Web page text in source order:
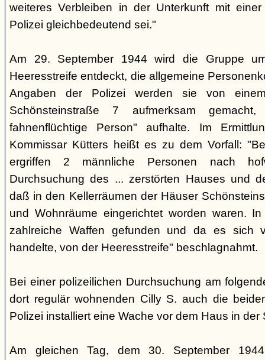
weiteres Verbleiben in der Unterkunft mit
Polizei gleichbedeutend sei."
Am 29. September 1944 wird die Gruppe
Heeresstreife entdeckt, die allgemeine
Angaben der Polizei werden sie von
Schönsteinstraße 7 aufmerksam
fahnenflüchtige Person" aufhalte. Im
Kommissar Kütters heißt es zu dem Vorfall:
ergriffen 2 männliche Personen nach
Durchsuchung des ... zerstörten Hauses und
daß in den Kellerräumen der Häuser
und Wohnräume eingerichtet worden waren.
zahlreiche Waffen gefunden und da es sich
handelte, von der Heeresstreife" beschlagnahmt.
Bei einer polizeilichen Durchsuchung am
dort regulär wohnenden Cilly S. auch die
Polizei installiert eine Wache vor dem Haus in
Am gleichen Tag, dem 30. September